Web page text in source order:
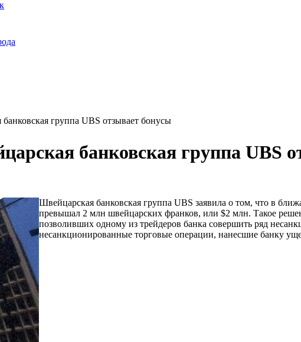
группа UBS отзывает бонусы
банковская группа UBS
Швейцарская банковская группа UBS заявила о том, что в
превышал 2 млн швейцарских франков, или $2 млн. Такое
позволивших одному из трейдеров банка совершить ряд
несанкционированные торговые операции, нанесшие банку